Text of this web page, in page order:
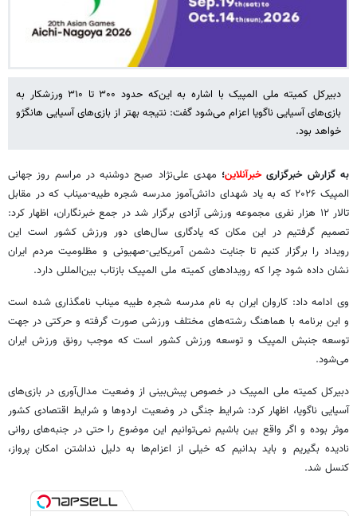
دبیرکل کمیته ملی المپیک با اشاره به این‌که حدود ۳۰۰ تا ۳۱۰ ورزشکار به
بازی‌های آسیایی ناگویا اعزام می‌شود گفت: نتیجه بهتر از بازی‌های آسیایی هانگژو
خواهد بود.
به گزارش خبرگزاریخبرآنلاین؛ مهدی علی‌نژاد صبح دوشنبه در مراسم روز جهانی
المپیک ۲۰۲۶ که به یاد شهدای دانش‌آموز مدرسه شجره طیبه-میناب که در مقابل
تالار ۱۲ هزار نفری مجموعه ورزشی آزادی برگزار شد در جمع خبرنگاران، اظهار کرد:
تصمیم گرفتیم در این مکان که یادگاری سال‌های دور ورزش کشور است این
رویداد را برگزار کنیم تا جنایت دشمن آمریکایی-صهیونی و مظلومیت مردم ایران
نشان داده شود چرا که رویدادهای کمیته ملی المپیک بازتاب بین‌المللی دارد.
وی ادامه داد: کاروان ایران به نام مدرسه شجره طیبه میناب نامگذاری شده است
و این برنامه با هماهنگ رشته‌های مختلف ورزشی صورت گرفته و حرکتی در جهت
توسعه جنبش المپیک و توسعه ورزش کشور است که موجب رونق ورزش ایران
می‌شود.
دبیرکل کمیته ملی المپیک در خصوص پیش‌بینی از وضعیت مدال‌آوری در بازی‌های
آسیایی ناگویا، اظهار کرد: شرایط جنگی در وضعیت اردوها و شرایط اقتصادی کشور
موثر بوده و اگر واقع بین باشیم نمی‌توانیم این موضوع را حتی در جنبه‌های روانی
نادیده بگیریم و باید بدانیم که خیلی از اعزام‌ها به دلیل نداشتن امکان پرواز،
کنسل شد.